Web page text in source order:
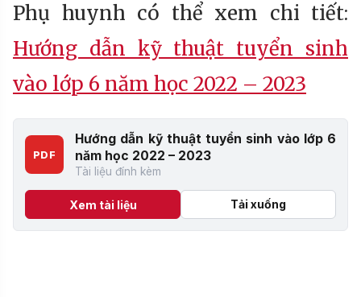
Phụ huynh có thể xem chi tiết:
Hướng dẫn kỹ thuật tuyển sinh
vào lớp 6 năm học 2022 – 2023
PDF
Hướng dẫn kỹ thuật tuyển sinh vào lớp 6
năm học 2022 – 2023
Tài liệu đính kèm
Xem tài liệu Tải xuống